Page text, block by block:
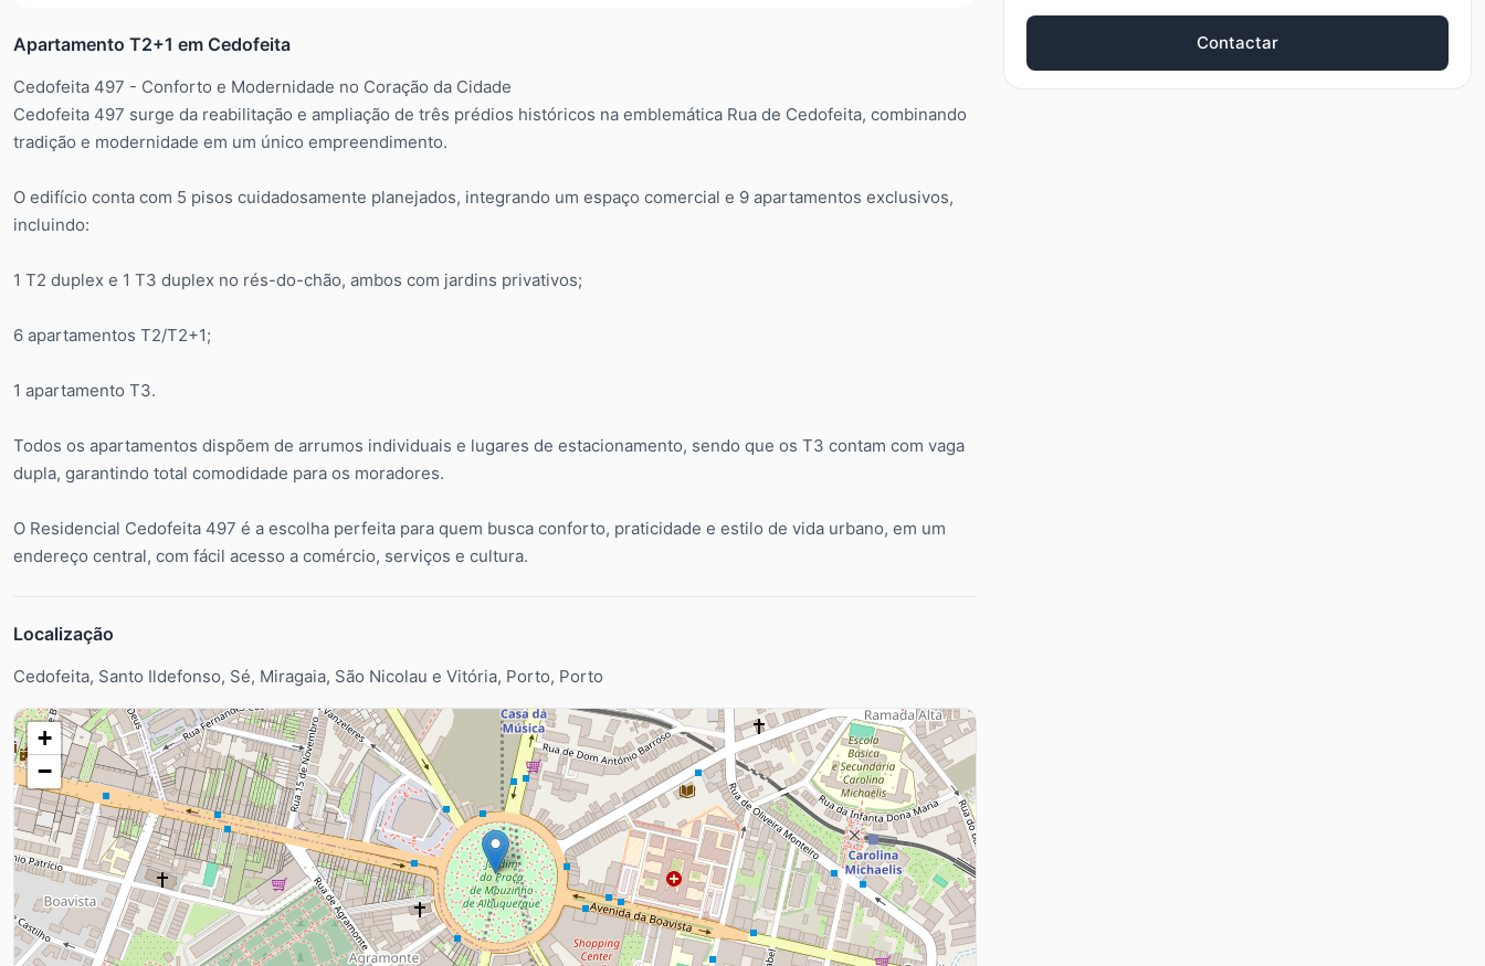
Apartamento T2+1 em Cedofeita
Cedofeita 497 - Conforto e Modernidade no Coração da Cidade
Cedofeita 497 surge da reabilitação e ampliação de três prédios históricos na emblemática Rua de Cedofeita, combinando
tradição e modernidade em um único empreendimento.
O edifício conta com 5 pisos cuidadosamente planejados, integrando um espaço comercial e 9 apartamentos exclusivos,
incluindo:
1 T2 duplex e 1 T3 duplex no rés-do-chão, ambos com jardins privativos;
6 apartamentos T2/T2+1;
1 apartamento T3.
Todos os apartamentos dispõem de arrumos individuais e lugares de estacionamento, sendo que os T3 contam com vaga
dupla, garantindo total comodidade para os moradores.
O Residencial Cedofeita 497 é a escolha perfeita para quem busca conforto, praticidade e estilo de vida urbano, em um
endereço central, com fácil acesso a comércio, serviços e cultura.
Localização
Cedofeita, Santo Ildefonso, Sé, Miragaia, São Nicolau e Vitória, Porto, Porto
+
−
Contactar